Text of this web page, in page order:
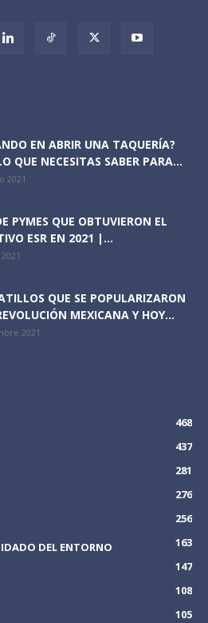
EN ABRIR UNA TAQUERÍA?
QUE NECESITAS SABER PARA...
2021
PYMES QUE OBTUVIERON EL
ESR EN 2021 |...
QUE SE POPULARIZARON
MEXICANA Y HOY...
2021
468
437
281
276
256
DEL ENTORNO
163
147
108
105